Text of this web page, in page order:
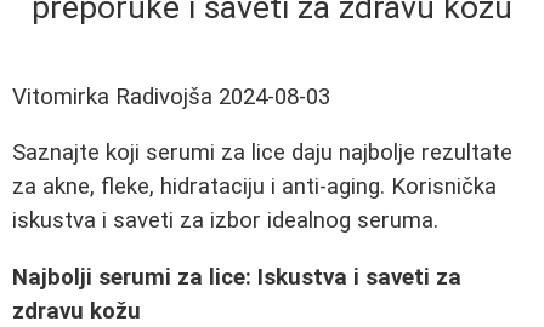
Vitomirka Radivojša 2024-08-03
Saznajte koji serumi za lice daju najbolje rezultate
za akne, fleke, hidrataciju i anti-aging. Korisnička
iskustva i saveti za izbor idealnog seruma.
Najbolji serumi za lice: Iskustva i saveti za
zdravu kožu